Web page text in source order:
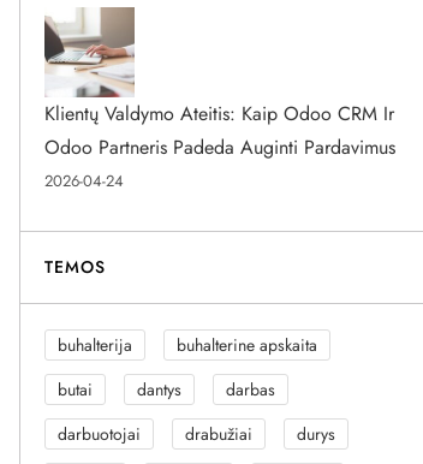
Klientų Valdymo Ateitis: Kaip Odoo CRM Ir
Odoo Partneris Padeda Auginti Pardavimus
2026-04-24
TEMOS
buhalterija
buhalterine apskaita
butai
dantys
darbas
darbuotojai
drabužiai
durys